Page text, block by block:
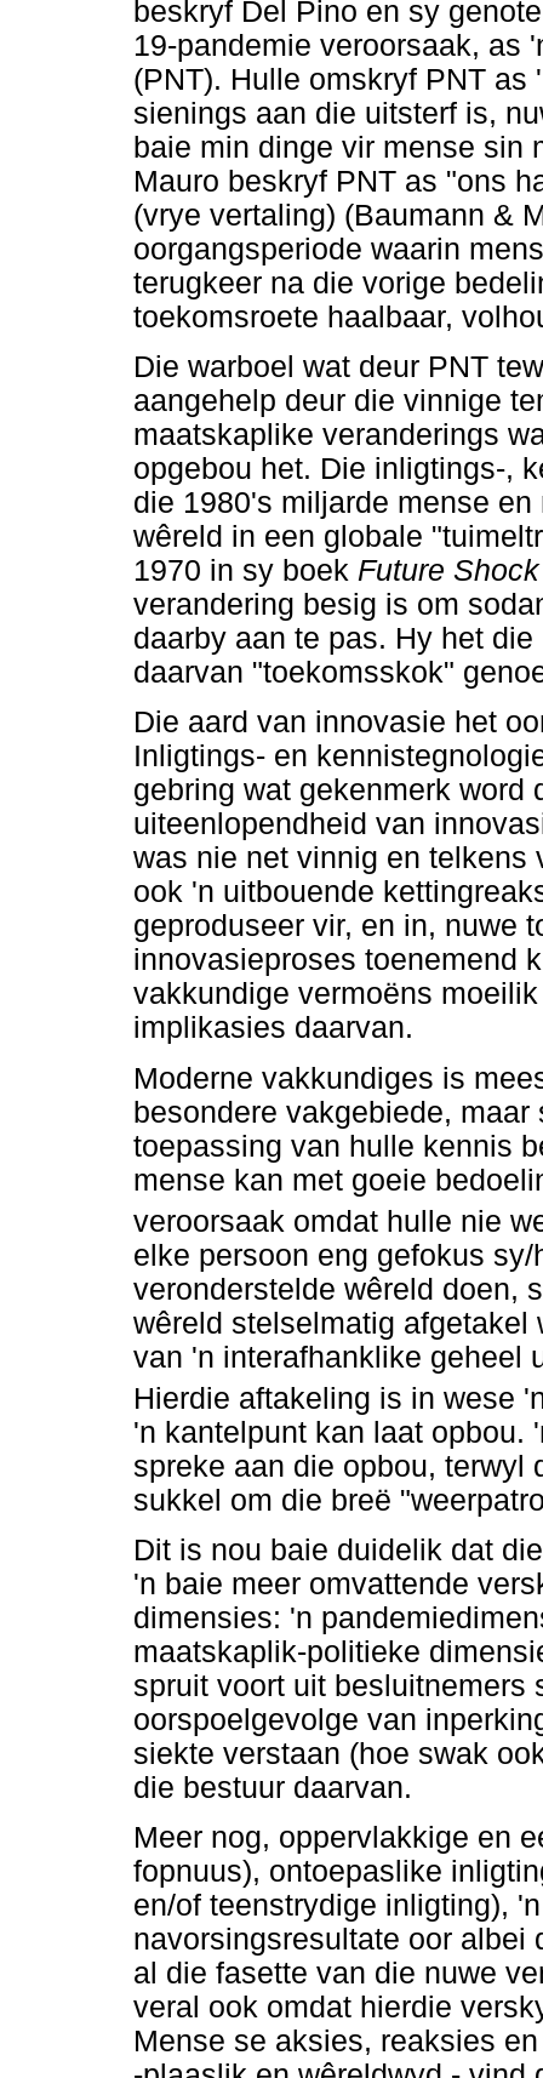
beskryf Del Pino en sy
19-pandemie veroorsaak, as
(PNT). Hulle omskryf PNT
sienings aan die uitsterf is,
baie min dinge vir mense sin
Mauro beskryf PNT as "ons
(vrye vertaling) (Baumann &
oorgangsperiode waarin
terugkeer na die vorige
toekomsroete haalbaar,
Die warboel wat deur PNT
aangehelp deur die vinnige
maatskaplike veranderings
opgebou het. Die inligtings-,
die 1980's miljarde mense
wêreld in een globale
1970 in sy boek Future
verandering besig is om
daarby aan te pas. Hy het
daarvan "toekomsskok"
Die aard van innovasie het
Inligtings- en
gebring wat gekenmerk word
uiteenlopendheid van
was nie net vinnig en telkens
ook 'n uitbouende
geproduseer vir, en in, nuwe
innovasieproses toenemend
vakkundige vermoëns
implikasies daarvan.
Moderne vakkundiges is
besondere vakgebiede,
toepassing van hulle kennis
mense kan met goeie
veroorsaak omdat hulle nie
elke persoon eng gefokus
veronderstelde wêreld doen,
wêreld stelselmatig afgetakel
van 'n interafhanklike geheel
Hierdie aftakeling is in wese
'n kantelpunt kan laat opbou.
spreke aan die opbou, terwyl
sukkel om die breë
Dit is nou baie duidelik dat
'n baie meer omvattende
dimensies: 'n
maatskaplik-politieke
spruit voort uit besluitnemers
oorspoelgevolge van
siekte verstaan (hoe swak
die bestuur daarvan.
Meer nog, oppervlakkige en
fopnuus), ontoepaslike
en/of teenstrydige inligting),
navorsingsresultate oor albei
al die fasette van die nuwe
veral ook omdat hierdie
Mense se aksies, reaksies